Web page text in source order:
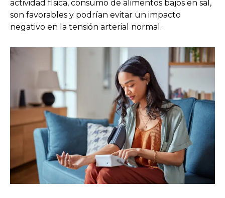
actividad física, consumo de alimentos bajos en sal,
son favorables y podrían evitar un impacto
negativo en la tensión arterial normal.